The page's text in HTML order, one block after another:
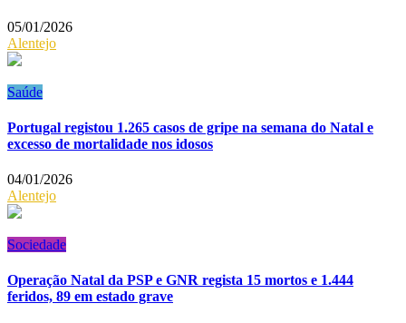
05/01/2026
Alentejo
Saúde
Portugal registou 1.265 casos de gripe na semana do Natal e
excesso de mortalidade nos idosos
04/01/2026
Alentejo
Sociedade
Operação Natal da PSP e GNR regista 15 mortos e 1.444
feridos, 89 em estado grave